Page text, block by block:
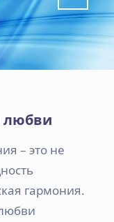
любви
– это не
гармония.